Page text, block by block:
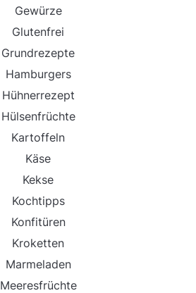
Gewürze
Glutenfrei
Grundrezepte
Hamburgers
Hühnerrezept
Hülsenfrüchte
Kartoffeln
Käse
Kekse
Kochtipps
Konfitüren
Kroketten
Marmeladen
Meeresfrüchte